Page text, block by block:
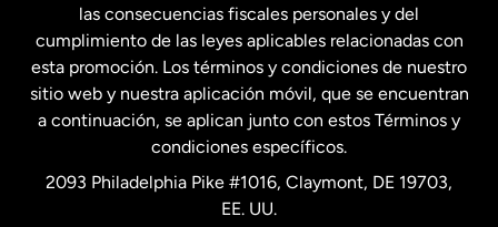
Malasia
Nueva Zelanda
Países Bajos
las consecuencias fiscales personales y del
cumplimiento de las leyes aplicables relacionadas con
esta promoción. Los términos y condiciones de nuestro
sitio web y nuestra aplicación móvil, que se encuentran
a continuación, se aplican junto con estos Términos y
condiciones específicos.
2093 Philadelphia Pike #1016, Claymont, DE 19703,
EE. UU.